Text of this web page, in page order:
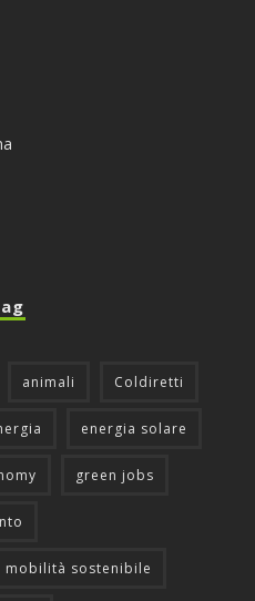
animali Coldiretti
energia solare
green jobs
mobilità sostenibile